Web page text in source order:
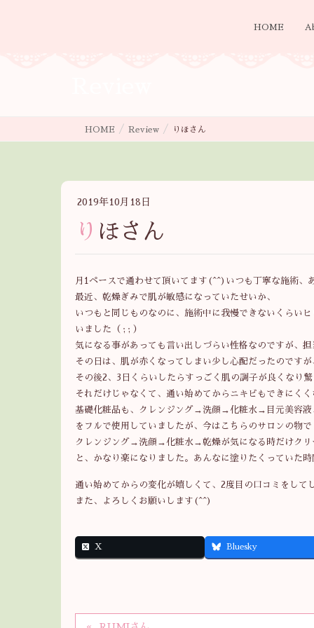
HOME
HOME Review りほさん
2019年10月18日
りほさん
月1ペースで通わせて頂いてます(^^)いつも丁寧な施術、
最近、乾燥ぎみで肌が敏感になっていたせいか、
いつもと同じものなのに、施術中に我慢できないくらい
いました（ ; ; ）
気になる事があっても言い出しづらい性格なのですが、
その日は、肌が赤くなってしまい少し心配だったのですが
その後2、3日くらいしたらすっごく肌の調子が良くなり
それだけじゃなくて、通い始めてからニキビもできにく
基礎化粧品も、クレンジング→洗顔→化粧水→目元美容
をフルで使用していましたが、今はこちらのサロンの物で
クレンジング→洗顔→化粧水→乾燥が気になる時だけクリ
と、かなり楽になりました。あんなに塗りたくっていた
通い始めてからの変化が嬉しくて、2度目の口コミをして
また、よろしくお願いします(^^)
X Bluesky